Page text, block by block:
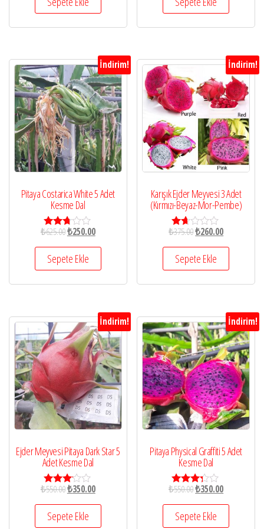
2.97
oy aldı
2.41
oy
İndirim!
Pitaya Costarica White 5 Adet
Kesme Dal
5
2.67
oy aldı
₺625.00₺250.00
Sepete Ekle
İndirim!
Karışık Ejder Meyvesi 3 Adet
(Kırmızı-Beyaz-Mor-Pembe)
5
en
1.6
oy
₺375.00₺260.00
Sepete Ekle
İndirim!
Ejder Meyvesi Pitaya Dark Star 5
Adet Kesme Dal
5
3.00
oy aldı
₺550.00₺350.00
Sepete Ekle
İndirim!
Pitaya Physical Graffiti 5 Adet
Kesme Dal
5
3.20
oy aldı
₺550.00₺350.00
Sepete Ekle